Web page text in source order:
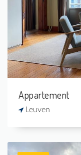
Appartement
Leuven